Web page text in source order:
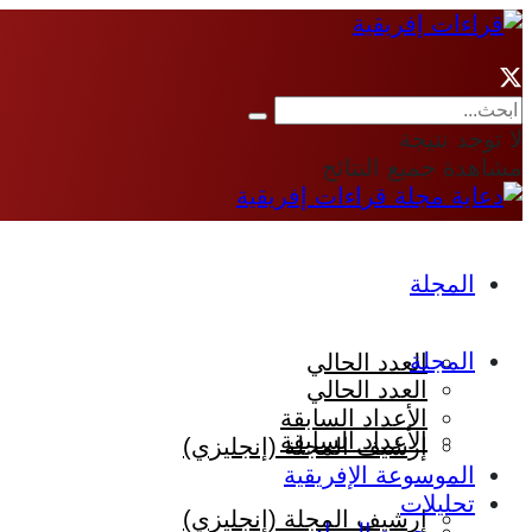
لا توجد نتيجة
مشاهدة جميع النتائج
المجلة
العدد الحالي
الأعداد السابقة
إرشيف المجلة (إنجليزي)
المجلة
العدد الحالي
الأعداد السابقة
إرشيف المجلة (إنجليزي)
الموسوعة الإفريقية
تحليلات